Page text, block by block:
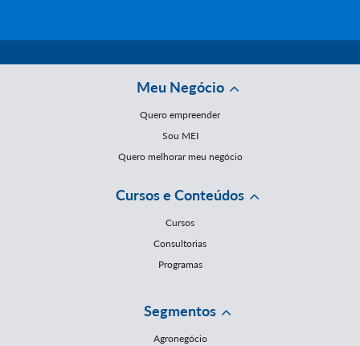
Meu Negócio
Quero empreender
Sou MEI
Quero melhorar meu negócio
Cursos e Conteúdos
Cursos
Consultorias
Programas
Segmentos
Agronegócio